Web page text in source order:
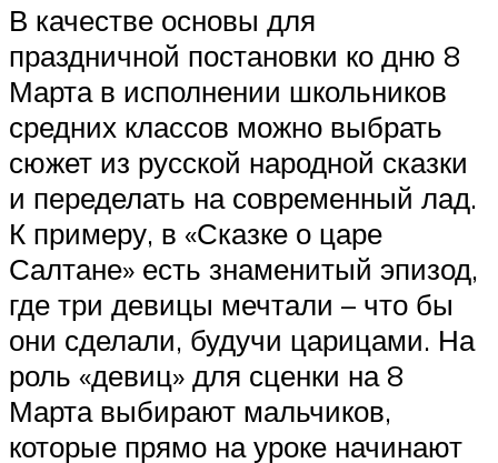
В качестве основы для
праздничной постановки ко дню 8
Марта в исполнении школьников
средних классов можно выбрать
сюжет из русской народной сказки
и переделать на современный лад.
К примеру, в «Сказке о царе
Салтане» есть знаменитый эпизод,
где три девицы мечтали – что бы
они сделали, будучи царицами. На
роль «девиц» для сценки на 8
Марта выбирают мальчиков,
которые прямо на уроке начинают